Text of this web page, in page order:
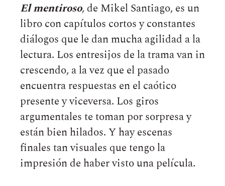
El mentiroso, de Mikel Santiago, es un
libro con capítulos cortos y constantes
diálogos que le dan mucha agilidad a la
lectura. Los entresijos de la trama van in
crescendo, a la vez que el pasado
encuentra respuestas en el caótico
presente y viceversa. Los giros
argumentales te toman por sorpresa y
están bien hilados. Y hay escenas
finales tan visuales que tengo la
impresión de haber visto una película.